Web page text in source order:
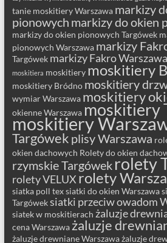
tanie moskitiery Warszawa markizy
pionowych markizy do okien
markizy do okien pionowych Targówek
pionowych Warszawa markizy
Targówek markizy Fakro Warszawa
moskitiera moskitiery moskitiery
moskitiery Bródno moskitiery
wymiar Warszawa moskitiery
okienne Warszawa moskitiery
moskitiery
Targówek plisy Warszawa
okien dachowych Rolety do okien
rzymskie Targówek rolety
rolety VELUX rolety
siatka poll texsiatki do okien Warszawa
Targóweksiatki przeciw owadom
siatek w moskitierach żaluzje
cena Warszawa żaluzje
żaluzje drewniane Warszaważaluzje